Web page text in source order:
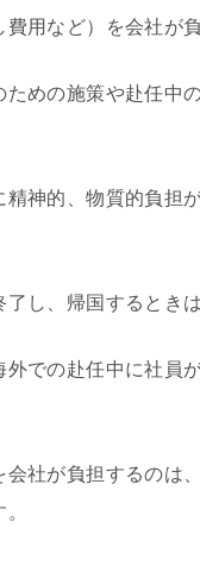
用など）を会社が
めの施策や赴任中
神的、物質的負担
し、帰国するとき
での赴任中に社員
社が負担するのは